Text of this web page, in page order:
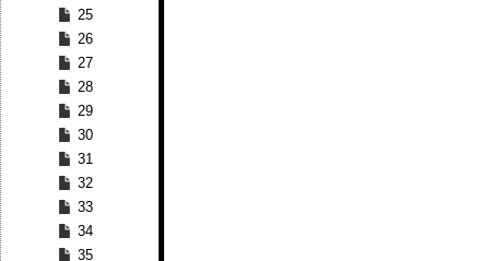
25
26
27
28
29
30
31
32
33
34
35